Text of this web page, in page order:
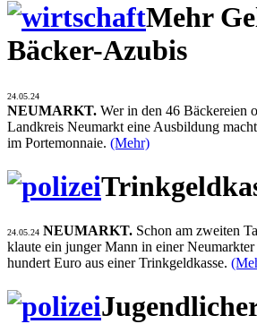
Mehr
Bäcker-Azubis
24.05.24
NEUMARKT. Wer in den 46 Bäckereien
Landkreis Neumarkt eine Ausbildung
im Portemonnaie. (Mehr)
24.05.24 NEUMARKT. Schon am zweiten
klaute ein junger Mann in einer Neumarkter
hundert Euro aus einer Trinkgeldkasse.